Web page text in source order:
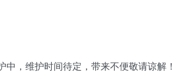
，维护时间待定，带来不便敬请谅解！